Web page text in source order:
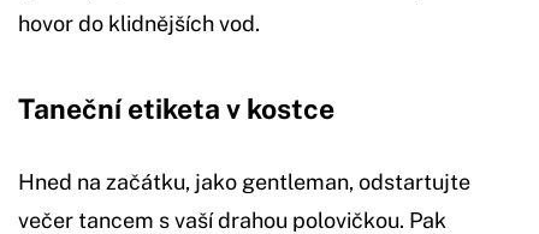
hovor do klidnějších vod.
Taneční etiketa v kostce
Hned na začátku, jako gentleman, odstartujte
večer tancem s vaší drahou polovičkou. Pak